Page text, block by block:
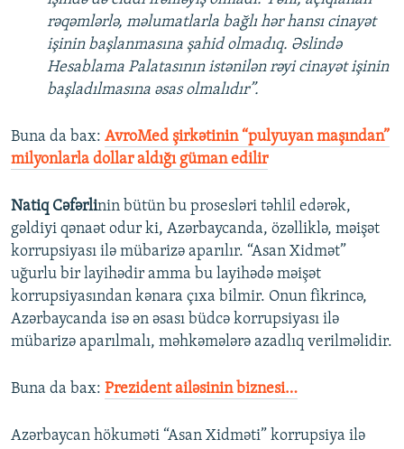
rəqəmlərlə, məlumatlarla bağlı hər hansı cinayət
işinin başlanmasına şahid olmadıq. Əslində
Hesablama Palatasının istənilən rəyi cinayət işinin
başladılmasına əsas olmalıdır”.
Buna da bax: AvroMed şirkətinin “pulyuyan maşından”
milyonlarla dollar aldığı güman edilir
Natiq Cəfərlinin bütün bu prosesləri təhlil edərək,
gəldiyi qənaət odur ki, Azərbaycanda, özəlliklə, məişət
korrupsiyası ilə mübarizə aparılır. “Asan Xidmət”
uğurlu bir layihədir amma bu layihədə məişət
korrupsiyasından kənara çıxa bilmir. Onun fikrincə,
Azərbaycanda isə ən əsası büdcə korrupsiyası ilə
mübarizə aparılmalı, məhkəmələrə azadlıq verilməlidir.
Buna da bax: Prezident ailəsinin biznesi…
Azərbaycan hökuməti “Asan Xidməti” korrupsiya ilə